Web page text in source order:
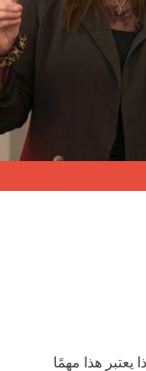
يعتبر هذا مهمًا